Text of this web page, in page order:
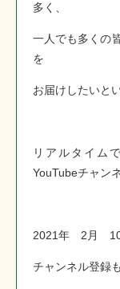
多く、
一人でも多くの
を
お届けしたいと
リアルタイム
YouTubeチャン
2021年 2月
チャンネル登録